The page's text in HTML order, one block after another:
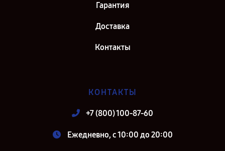
Гарантия
Доставка
Контакты
КОНТАКТЫ
+7 (800) 100-87-60
Ежедневно, с 10:00 до 20:00